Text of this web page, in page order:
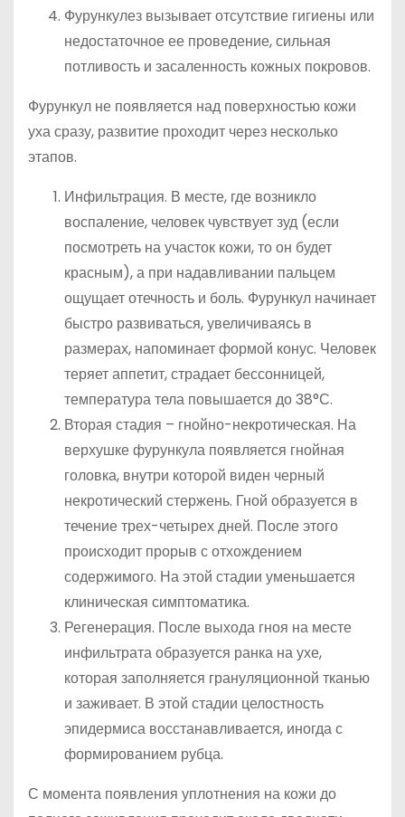
Фурункулез вызывает отсутствие гигиены или
недостаточное ее проведение, сильная
потливость и засаленность кожных покровов.
Фурункул не появляется над поверхностью кожи
уха сразу, развитие проходит через несколько
этапов.
Инфильтрация. В месте, где возникло
воспаление, человек чувствует зуд (если
посмотреть на участок кожи, то он будет
красным), а при надавливании пальцем
ощущает отечность и боль. Фурункул начинает
быстро развиваться, увеличиваясь в
размерах, напоминает формой конус. Человек
теряет аппетит, страдает бессонницей,
температура тела повышается до 38°С.
Вторая стадия – гнойно-некротическая. На
верхушке фурункула появляется гнойная
головка, внутри которой виден черный
некротический стержень. Гной образуется в
течение трех-четырех дней. После этого
происходит прорыв с отхождением
содержимого. На этой стадии уменьшается
клиническая симптоматика.
Регенерация. После выхода гноя на месте
инфильтрата образуется ранка на ухе,
которая заполняется грануляционной тканью
и заживает. В этой стадии целостность
эпидермиса восстанавливается, иногда с
формированием рубца.
С момента появления уплотнения на кожи до